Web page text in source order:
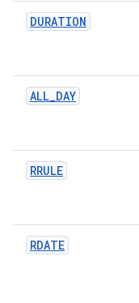
DURATION
ALL_DAY
RRULE
RDATE